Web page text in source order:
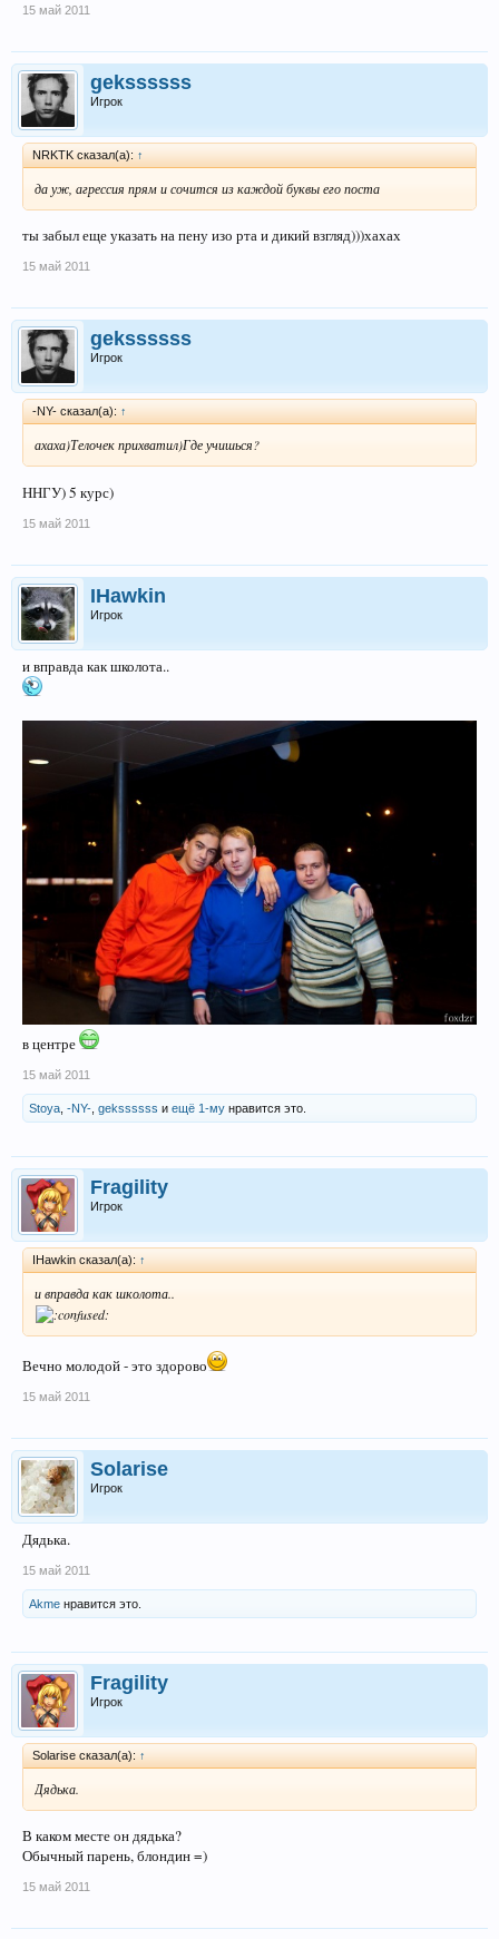
15 май 2011
gekssssss
Игрок
NRKTK сказал(а): ↑
да уж, агрессия прям и сочится из каждой буквы его поста
ты забыл еще указать на пену изо рта и дикий взгляд)))хахах
15 май 2011
gekssssss
Игрок
-NY- сказал(а): ↑
ахаха)Телочек прихватил)Где учишься?
ННГУ) 5 курс)
15 май 2011
IHawkin
Игрок
и вправда как школота..
в центре
15 май 2011
Stoya -NY- gekssssss и ещё 1-му нравится это.
Fragility
Игрок
IHawkin сказал(а): ↑
и вправда как школота..
Вечно молодой - это здорово
15 май 2011
Solarise
Игрок
Дядька.
15 май 2011
Akme нравится это.
Fragility
Игрок
Solarise сказал(а): ↑
Дядька.
В каком месте он дядька?
Обычный парень, блондин =)
15 май 2011